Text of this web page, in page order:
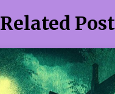
Related